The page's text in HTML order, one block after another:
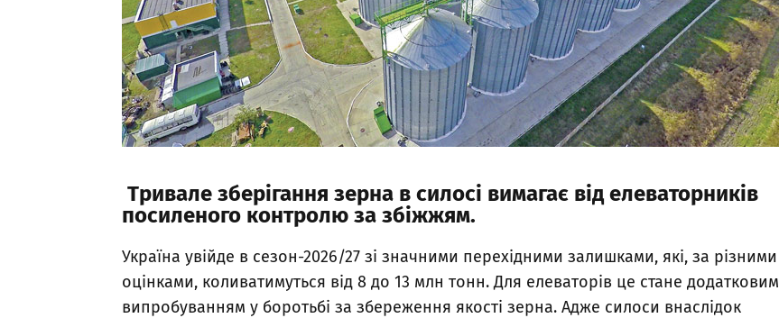
Тривале зберігання зерна в силосі вимагає від елеваторників
посиленого контролю за збіжжям.
Україна увійде в сезон-2026/27 зі значними перехідними залишками, які, за різними
оцінками, коливатимуться від 8 до 13 млн тонн. Для елеваторів це стане додатковим
випробуванням у боротьбі за збереження якості зерна. Адже силоси внаслідок